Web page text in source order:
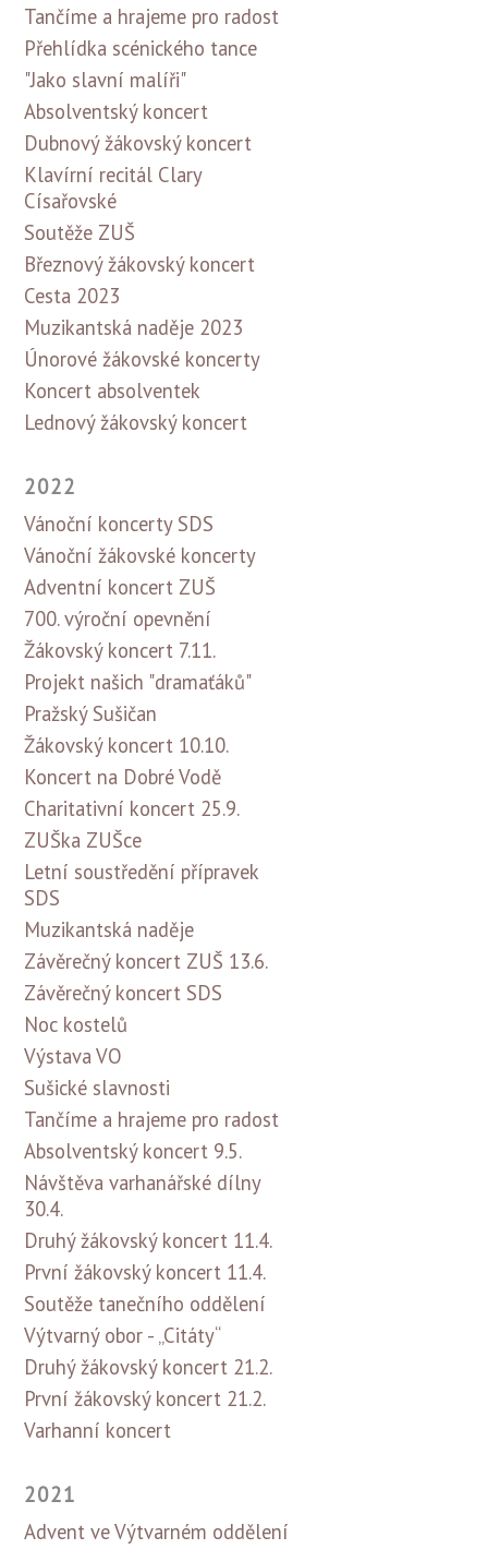
Tančíme a hrajeme pro radost
Přehlídka scénického tance
"Jako slavní malíři"
Absolventský koncert
Dubnový žákovský koncert
Klavírní recitál Clary
Císařovské
Soutěže ZUŠ
Březnový žákovský koncert
Cesta 2023
Muzikantská naděje 2023
Únorové žákovské koncerty
Koncert absolventek
Lednový žákovský koncert
2022
Vánoční koncerty SDS
Vánoční žákovské koncerty
Adventní koncert ZUŠ
700. výroční opevnění
Žákovský koncert 7.11.
Projekt našich "dramaťáků"
Pražský Sušičan
Žákovský koncert 10.10.
Koncert na Dobré Vodě
Charitativní koncert 25.9.
ZUŠka ZUŠce
Letní soustředění přípravek
SDS
Muzikantská naděje
Závěrečný koncert ZUŠ 13.6.
Závěrečný koncert SDS
Noc kostelů
Výstava VO
Sušické slavnosti
Tančíme a hrajeme pro radost
Absolventský koncert 9.5.
Návštěva varhanářské dílny
30.4.
Druhý žákovský koncert 11.4.
První žákovský koncert 11.4.
Soutěže tanečního oddělení
Výtvarný obor - „Citáty“
Druhý žákovský koncert 21.2.
První žákovský koncert 21.2.
Varhanní koncert
2021
Advent ve Výtvarném oddělení